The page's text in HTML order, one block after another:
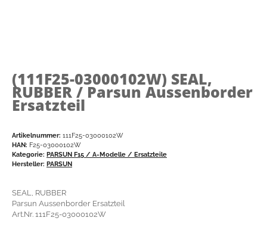
(111F25-03000102W) SEAL,
RUBBER / Parsun Aussenborder
Ersatzteil
Artikelnummer: 111F25-03000102W
HAN: F25-03000102W
Kategorie: PARSUN F15 / A-Modelle / Ersatzteile
Hersteller: PARSUN
SEAL, RUBBER
Parsun Aussenborder Ersatzteil
Art.Nr. 111F25-03000102W